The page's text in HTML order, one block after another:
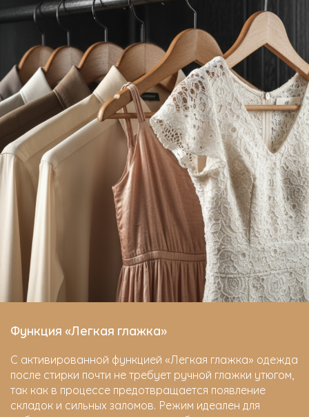
Функция «Легкая глажка»
С активированной функцией «Легкая глажка» одежда
после стирки почти не требует ручной глажки утюгом,
так как в процессе предотвращается появление
складок и сильных заломов. Режим идеален для